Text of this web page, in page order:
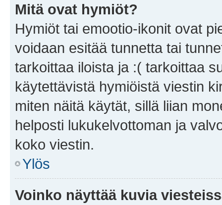
Mitä ovat hymiöt?
Hymiöt tai emootio-ikonit ovat
voidaan esitää tunnetta tai
tarkoittaa iloista ja :( tarkoittaa
käytettävistä hymiöistä viestin
miten näitä käytät, sillä liian
helposti lukukelvottoman ja
koko viestin.
Ylös
Voinko näyttää kuvia